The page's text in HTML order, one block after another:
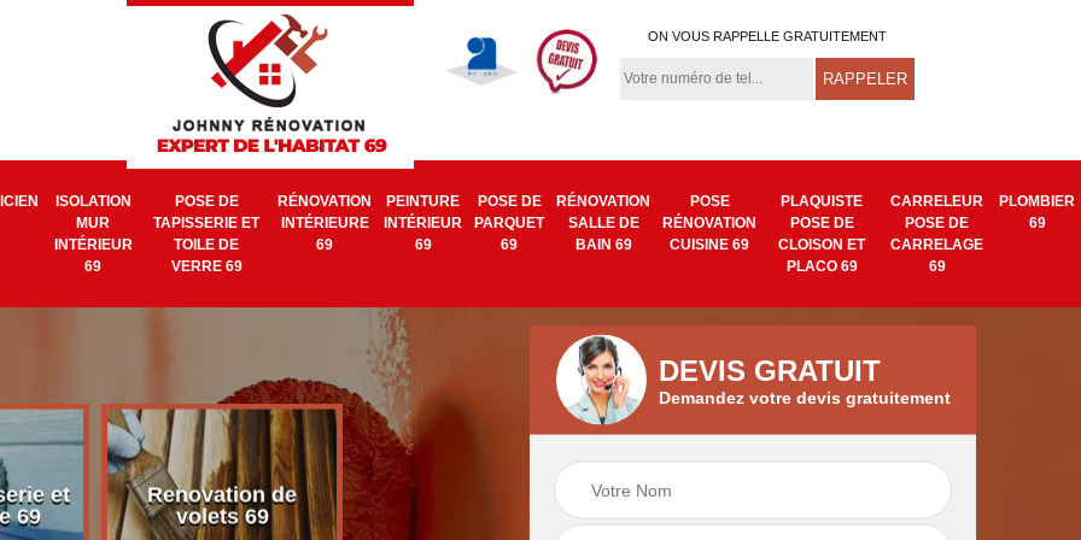
ON VOUS RAPPELLE GRATUITEMENT
ISOLATION
MUR
INTÉRIEUR
69
POSE DE
TAPISSERIE ET
TOILE DE
VERRE 69
RÉNOVATION
INTÉRIEURE
69
PEINTURE
INTÉRIEUR
69
POSE DE
PARQUET
69
RÉNOVATION
SALLE DE
BAIN 69
POSE
RÉNOVATION
CUISINE 69
PLAQUISTE
POSE DE
CLOISON ET
PLACO 69
CARRELEUR
POSE DE
CARRELAGE
69
PLOMBIER
69
et
69
Renovation de
volets 69
Isolation mur
intérieur 69
Pose de tapisserie
et toile de verre 69
DEVIS GRATUIT
Demandez votre devis gratuitement